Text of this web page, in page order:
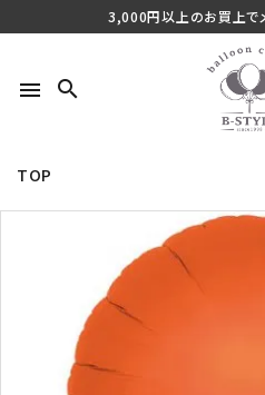
3,000円以上のお買上で
menu search
最近チェックした商品
ご利用シーンから探す
TOP